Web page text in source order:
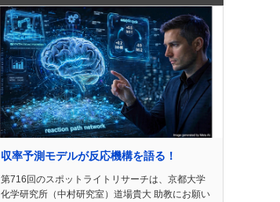
収率予測モデルが反応機構を語る！
第716回のスポットライトリサーチは、京都大学
化学研究所（中村研究室）道場貴大 助教にお願い